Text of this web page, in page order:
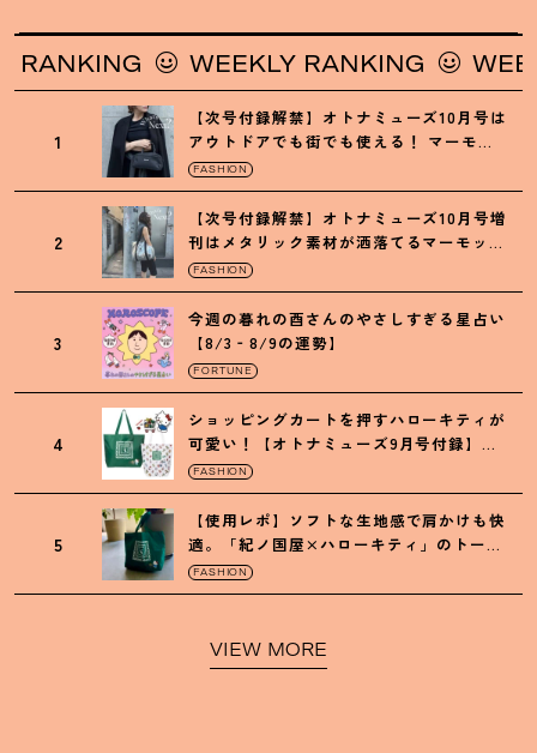
WEEKLY RANKING WEEKLY
1
【次号付録解禁】オトナミューズ10月号は
アウトドアでも街でも使える ！ マーモッ
トの黒ショルダー
FASHION
2
【次号付録解禁】オトナミューズ10月号増
刊はメタリック素材が洒落てるマーモット
の保冷バッグ
FASHION
3
今週の暮れの酉さんのやさしすぎる星占い
【8/3‐8/9の運勢】
FORTUNE
4
ショッピングカートを押すハローキティが
可愛い ！
【オトナミューズ9月号付録】紀
ノ国屋バッグ
FASHION
5
【使用レポ】ソフトな生地感で肩かけも快
適。「紀ノ国屋×ハローキティ」のトート
がガシガシ使えて最高です
FASHION
VIEW MORE